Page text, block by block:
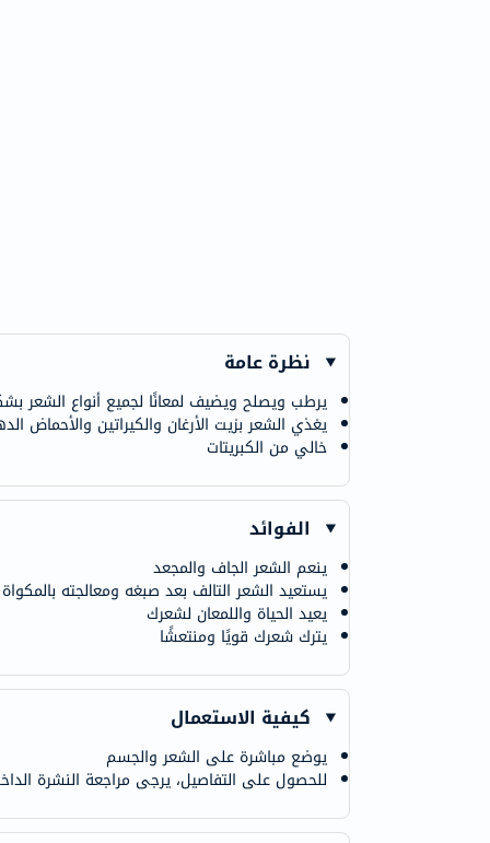
نظرة عامة
يرطب ويصلح ويضيف لمعانًا لجميع أنواع الشعر
يغذي الشعر بزيت الأرغان والكيراتين والأحماض
خالي من الكبريتات
الفوائد
ينعم الشعر الجاف والمجعد
يستعيد الشعر التالف بعد صبغه ومعالجته بالمكواة
يعيد الحياة واللمعان لشعرك
يترك شعرك قويًا ومنتعشًا
كيفية الاستعمال
يوضع مباشرة على الشعر والجسم
للحصول على التفاصيل، يرجى مراجعة النشرة